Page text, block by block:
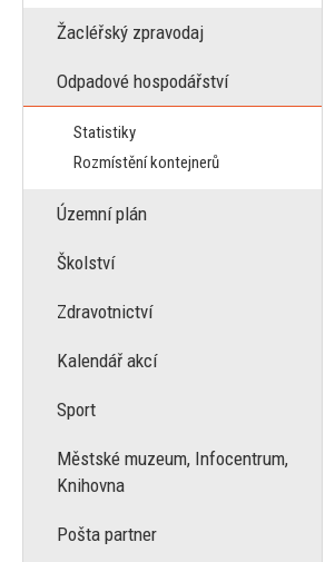
Žacléřský zpravodaj
Odpadové hospodářství
Statistiky
Rozmístění kontejnerů
Územní plán
Školství
Zdravotnictví
Kalendář akcí
Sport
Městské muzeum, Infocentrum,
Knihovna
Pošta partner